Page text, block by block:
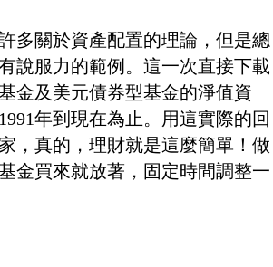
多關於資產配置的理論，但是總
說服力的範例。這一次直接下載
金及美元債券型基金的淨值資
年到現在為止。用這實際的回
，真的，理財就是這麼簡單！做
金買來就放著，固定時間調整一